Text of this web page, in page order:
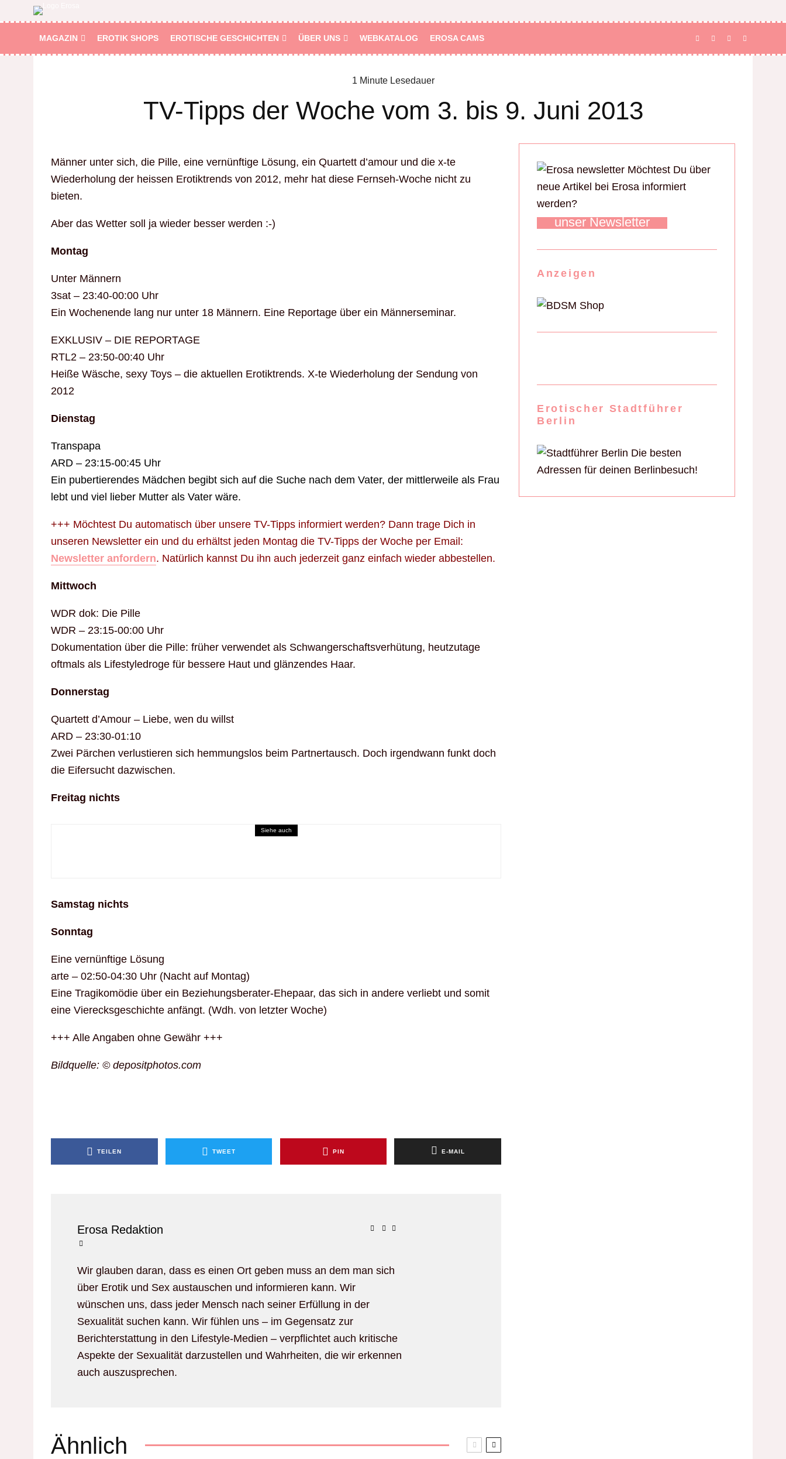
MAGAZIN EROTIK SHOPS EROTISCHE GESCHICHTEN ÜBER UNS WEBKATALOG EROSA CAMS
1 Minute Lesedauer
TV-Tipps der Woche vom 3. bis 9. Juni 2013
Männer unter sich, die Pille, eine vernünftige Lösung, ein Quartett d’amour und die x-te
Wiederholung der heissen Erotiktrends von 2012, mehr hat diese Fernseh-Woche nicht zu
bieten.
Aber das Wetter soll ja wieder besser werden :-)
Montag
Unter Männern
3sat – 23:40-00:00 Uhr
Ein Wochenende lang nur unter 18 Männern. Eine Reportage über ein Männerseminar.
EXKLUSIV – DIE REPORTAGE
RTL2 – 23:50-00:40 Uhr
Heiße Wäsche, sexy Toys – die aktuellen Erotiktrends. X-te Wiederholung der Sendung von
2012
Dienstag
Transpapa
ARD – 23:15-00:45 Uhr
Ein pubertierendes Mädchen begibt sich auf die Suche nach dem Vater, der mittlerweile als Frau
lebt und viel lieber Mutter als Vater wäre.
+++ Möchtest Du automatisch über unsere TV-Tipps informiert werden? Dann trage Dich in
unseren Newsletter ein und du erhältst jeden Montag die TV-Tipps der Woche per Email:
Newsletter anfordern. Natürlich kannst Du ihn auch jederzeit ganz einfach wieder abbestellen.
Mittwoch
WDR dok: Die Pille
WDR – 23:15-00:00 Uhr
Dokumentation über die Pille: früher verwendet als Schwangerschaftsverhütung, heutzutage
oftmals als Lifestyledroge für bessere Haut und glänzendes Haar.
Donnerstag
Quartett d’Amour – Liebe, wen du willst
ARD – 23:30-01:10
Zwei Pärchen verlustieren sich hemmungslos beim Partnertausch. Doch irgendwann funkt doch
die Eifersucht dazwischen.
Freitag nichts
Siehe auch
Samstag nichts
Sonntag
Eine vernünftige Lösung
arte – 02:50-04:30 Uhr (Nacht auf Montag)
Eine Tragikomödie über ein Beziehungsberater-Ehepaar, das sich in andere verliebt und somit
eine Vierecksgeschichte anfängt. (Wdh. von letzter Woche)
+++ Alle Angaben ohne Gewähr +++
Bildquelle: © depositphotos.com
TEILEN TWEET PIN E-MAIL
Erosa Redaktion
Wir glauben daran, dass es einen Ort geben muss an dem man sich
über Erotik und Sex austauschen und informieren kann. Wir
wünschen uns, dass jeder Mensch nach seiner Erfüllung in der
Sexualität suchen kann. Wir fühlen uns – im Gegensatz zur
Berichterstattung in den Lifestyle-Medien – verpflichtet auch kritische
Aspekte der Sexualität darzustellen und Wahrheiten, die wir erkennen
auch auszusprechen.
Ähnlich
Möchtest Du über
neue Artikel bei Erosa informiert
werden?
unser Newsletter
Anzeigen
Erotischer Stadtführer
Berlin
Die besten
Adressen für deinen Berlinbesuch!